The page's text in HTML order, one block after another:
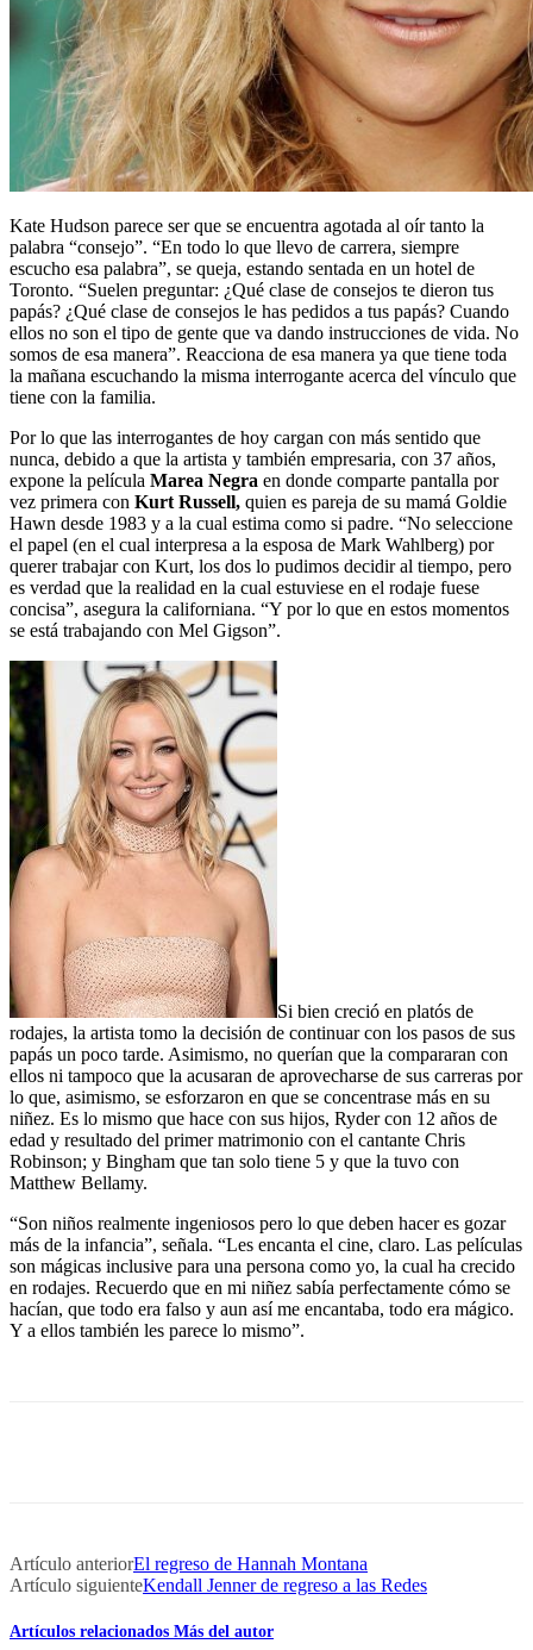
Kate Hudson parece ser que se encuentra agotada al oír tanto la
palabra “consejo”. “En todo lo que llevo de carrera, siempre
escucho esa palabra”, se queja, estando sentada en un hotel de
Toronto. “Suelen preguntar: ¿Qué clase de consejos te dieron tus
papás? ¿Qué clase de consejos le has pedidos a tus papás? Cuando
ellos no son el tipo de gente que va dando instrucciones de vida. No
somos de esa manera”. Reacciona de esa manera ya que tiene toda
la mañana escuchando la misma interrogante acerca del vínculo que
tiene con la familia.
Por lo que las interrogantes de hoy cargan con más sentido que
nunca, debido a que la artista y también empresaria, con 37 años,
expone la película Marea Negra en donde comparte pantalla por
vez primera con Kurt Russell, quien es pareja de su mamá Goldie
Hawn desde 1983 y a la cual estima como si padre. “No seleccione
el papel (en el cual interpresa a la esposa de Mark Wahlberg) por
querer trabajar con Kurt, los dos lo pudimos decidir al tiempo, pero
es verdad que la realidad en la cual estuviese en el rodaje fuese
concisa”, asegura la californiana. “Y por lo que en estos momentos
se está trabajando con Mel Gigson”.
Si bien creció en platós de
rodajes, la artista tomo la decisión de continuar con los pasos de sus
papás un poco tarde. Asimismo, no querían que la compararan con
ellos ni tampoco que la acusaran de aprovecharse de sus carreras por
lo que, asimismo, se esforzaron en que se concentrase más en su
niñez. Es lo mismo que hace con sus hijos, Ryder con 12 años de
edad y resultado del primer matrimonio con el cantante Chris
Robinson; y Bingham que tan solo tiene 5 y que la tuvo con
Matthew Bellamy.
“Son niños realmente ingeniosos pero lo que deben hacer es gozar
más de la infancia”, señala. “Les encanta el cine, claro. Las películas
son mágicas inclusive para una persona como yo, la cual ha crecido
en rodajes. Recuerdo que en mi niñez sabía perfectamente cómo se
hacían, que todo era falso y aun así me encantaba, todo era mágico.
Y a ellos también les parece lo mismo”.
Artículo anteriorEl regreso de Hannah Montana
Artículo siguienteKendall Jenner de regreso a las Redes
Artículos relacionados Más del autor